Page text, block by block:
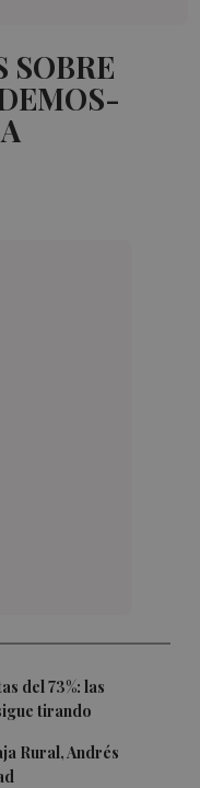
SOBRE
del 73%: las
tirando
Rural, Andrés